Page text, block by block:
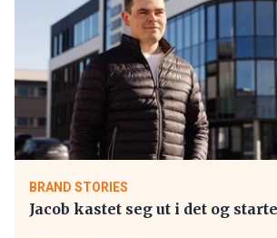
BRAND STORIES
Jacob kastet seg ut i det og